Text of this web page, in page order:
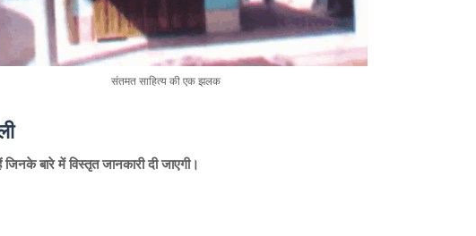
संतमत साहित्य की एक झलक
बारे में विस्तृत जानकारी दी जाएगी।